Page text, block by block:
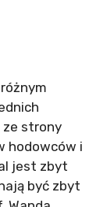
ze strony
hodowców i
jest zbyt
być zbyt